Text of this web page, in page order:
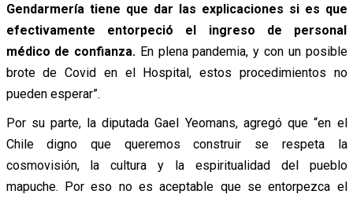
Gendarmería tiene que dar las explicaciones si es que
efectivamente entorpeció el ingreso de personal
médico de confianza. En plena pandemia, y con un posible
brote de Covid en el Hospital, estos procedimientos no
pueden esperar”.
Por su parte, la diputada Gael Yeomans, agregó que “en el
Chile digno que queremos construir se respeta la
cosmovisión, la cultura y la espiritualidad del pueblo
mapuche. Por eso no es aceptable que se entorpezca el